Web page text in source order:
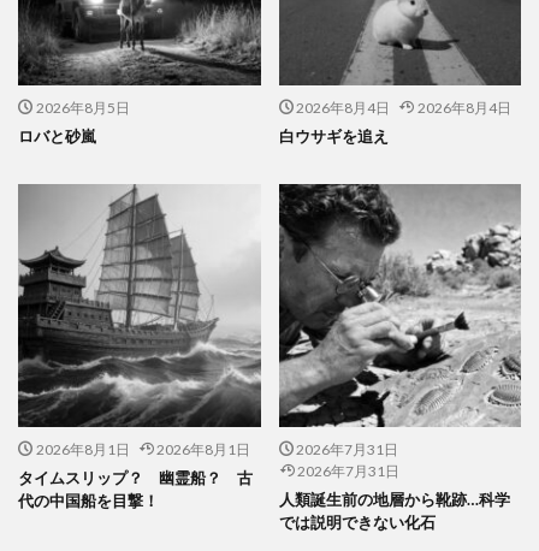
2026年8月5日
ロバと砂嵐
2026年8月4日 2026年8月4日
白ウサギを追え
2026年8月1日 2026年8月1日
タイムスリップ？ 幽霊船？ 古
代の中国船を目撃！
2026年7月31日
2026年7月31日
人類誕生前の地層から靴跡…科学
では説明できない化石